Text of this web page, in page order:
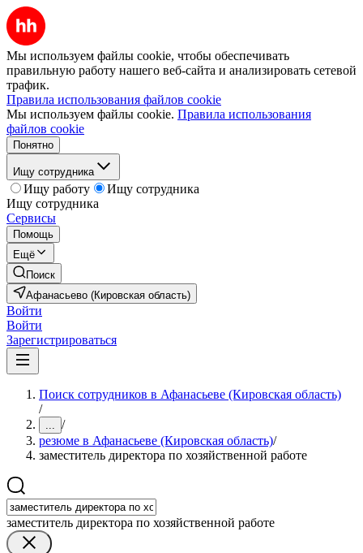
Мы используем файлы cookie, чтобы обеспечивать
правильную работу нашего веб-сайта и анализировать сетевой
трафик.
Правила использования файлов cookie
Мы используем файлы cookie. Правила использования
файлов cookie
Понятно
Ищу сотрудника
Ищу работу
Ищу сотрудника
Ищу сотрудника
Сервисы
Помощь
Ещё
Поиск
Афанасьево (Кировская область)
Войти
Войти
Зарегистрироваться
Поиск сотрудников в Афанасьеве (Кировская область)
/
... /
резюме в Афанасьеве (Кировская область)/
заместитель директора по хозяйственной работе
заместитель директора по хозяйственной работе